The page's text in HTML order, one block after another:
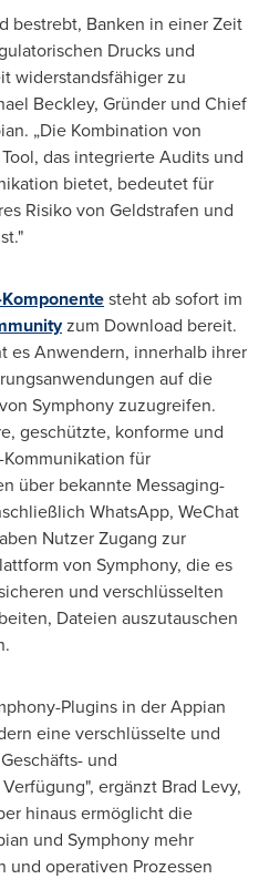
bestrebt, Banken in einer Zeit
Drucks und
widerstandsfähiger zu
Beckley, Gründer und Chief
„Die Kombination von
das integrierte Audits und
bietet, bedeutet für
Risiko von Geldstrafen und
steht ab sofort im
zum Download bereit.
es Anwendern, innerhalb ihrer
auf die
Symphony zuzugreifen.
geschützte, konforme und
für
über bekannte Messaging-
WhatsApp, WeChat
Nutzer Zugang zur
von Symphony, die es
und verschlüsselten
Dateien auszutauschen
Plugins in der Appian
eine verschlüsselte und
und
ergänzt Brad Levy,
hinaus ermöglicht die
und Symphony mehr
und operativen Prozessen